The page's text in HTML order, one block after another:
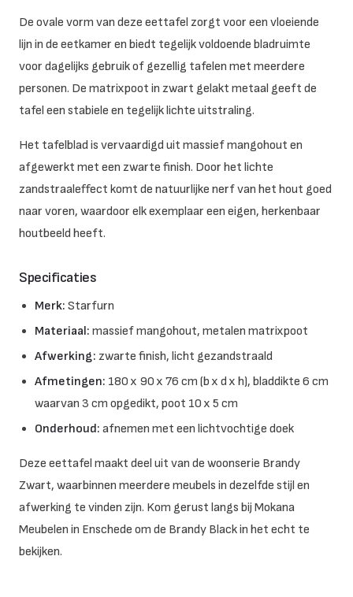
De ovale vorm van deze eettafel zorgt voor een vloeiende
lijn in de eetkamer en biedt tegelijk voldoende bladruimte
voor dagelijks gebruik of gezellig tafelen met meerdere
personen. De matrixpoot in zwart gelakt metaal geeft de
tafel een stabiele en tegelijk lichte uitstraling.
Het tafelblad is vervaardigd uit massief mangohout en
afgewerkt met een zwarte finish. Door het lichte
zandstraaleffect komt de natuurlijke nerf van het hout goed
naar voren, waardoor elk exemplaar een eigen, herkenbaar
houtbeeld heeft.
Specificaties
Merk: Starfurn
Materiaal: massief mangohout, metalen matrixpoot
Afwerking: zwarte finish, licht gezandstraald
Afmetingen: 180 x 90 x 76 cm (b x d x h), bladdikte 6 cm
waarvan 3 cm opgedikt, poot 10 x 5 cm
Onderhoud: afnemen met een lichtvochtige doek
Deze eettafel maakt deel uit van de woonserie Brandy
Zwart, waarbinnen meerdere meubels in dezelfde stijl en
afwerking te vinden zijn. Kom gerust langs bij Mokana
Meubelen in Enschede om de Brandy Black in het echt te
bekijken.